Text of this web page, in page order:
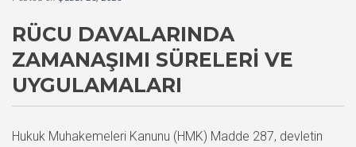
RÜCU DAVALARINDA
ZAMANAŞIMI SÜRELERI VE
UYGULAMALARI
Hukuk Muhakemeleri Kanunu (HMK) Madde 287, devletin